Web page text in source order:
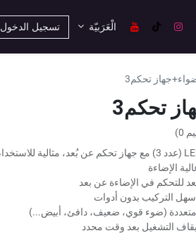
الْعَرَبيّة تسجيل الدخول
تحكم3
تحكم3
0)
للتحكم في الإضاءة عن بعد
التركيب بدون أدوات
(ضوء قوي، ضعيف، دافئ، أبيض...)
التشغيل بعد وقت محدد